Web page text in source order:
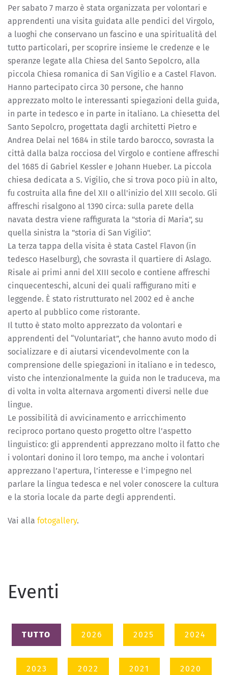
Per sabato 7 marzo è stata organizzata per volontari e
apprendenti una visita guidata alle pendici del Virgolo,
a luoghi che conservano un fascino e una spiritualità del
tutto particolari, per scoprire insieme le credenze e le
speranze legate alla Chiesa del Santo Sepolcro, alla
piccola Chiesa romanica di San Vigilio e a Castel Flavon.
Hanno partecipato circa 30 persone, che hanno
apprezzato molto le interessanti spiegazioni della guida,
in parte in tedesco e in parte in italiano. La chiesetta del
Santo Sepolcro, progettata dagli architetti Pietro e
Andrea Delai nel 1684 in stile tardo barocco, sovrasta la
città dalla balza rocciosa del Virgolo e contiene affreschi
del 1685 di Gabriel Kessler e Johann Hueber. La piccola
chiesa dedicata a S. Vigilio, che si trova poco più in alto,
fu costruita alla fine del XII o all'inizio del XIII secolo. Gli
affreschi risalgono al 1390 circa: sulla parete della
navata destra viene raffigurata la "storia di Maria", su
quella sinistra la "storia di San Vigilio".
La terza tappa della visita è stata Castel Flavon (in
tedesco Haselburg), che sovrasta il quartiere di Aslago.
Risale ai primi anni del XIII secolo e contiene affreschi
cinquecenteschi, alcuni dei quali raffigurano miti e
leggende. È stato ristrutturato nel 2002 ed è anche
aperto al pubblico come ristorante.
Il tutto è stato molto apprezzato da volontari e
apprendenti del “Voluntariat”, che hanno avuto modo di
socializzare e di aiutarsi vicendevolmente con la
comprensione delle spiegazioni in italiano e in tedesco,
visto che intenzionalmente la guida non le traduceva, ma
di volta in volta alternava argomenti diversi nelle due
lingue.
Le possibilità di avvicinamento e arricchimento
reciproco portano questo progetto oltre l’aspetto
linguistico: gli apprendenti apprezzano molto il fatto che
i volontari donino il loro tempo, ma anche i volontari
apprezzano l’apertura, l’interesse e l'impegno nel
parlare la lingua tedesca e nel voler conoscere la cultura
e la storia locale da parte degli apprendenti.
Vai alla fotogallery.
Eventi
TUTTO 2026 2025 2024
2023 2022 2021 2020